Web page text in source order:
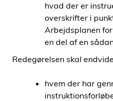
hvad der er
overskrifter i
Arbejdsplanen
en del af en
Redegørelsen skal
hvem der har